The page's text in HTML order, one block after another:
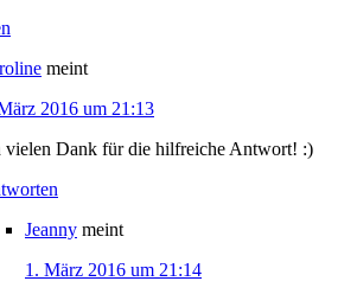
meint
2016 um 21:13
vielen Dank für die hilfreiche Antwort! :)
Jeanny meint
1. März 2016 um 21:14